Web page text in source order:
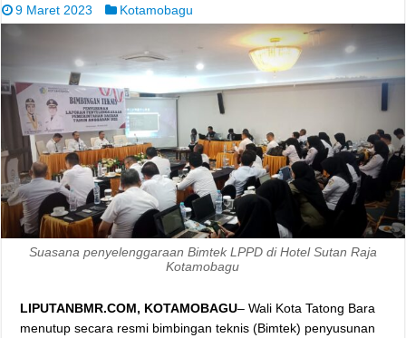
9 Maret 2023 Kotamobagu
Suasana penyelenggaraan Bimtek LPPD di Hotel Sutan Raja
Kotamobagu
LIPUTANBMR.COM, KOTAMOBAGU– Wali Kota Tatong Bara
menutup secara resmi bimbingan teknis (Bimtek) penyusunan